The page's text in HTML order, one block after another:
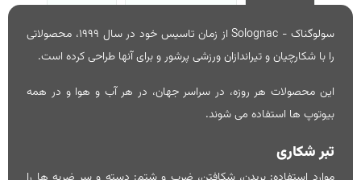
سولوگناک - Solognac از زمان تاسیس خود در سال 1999، محصولاتی
را با شکارچیان و تیراندازان ورزشی پرشور و برای آنها طراحی کرده است.
این محصولات هر روزه، در سراسر جهان، در هر آب و هوا و در همه
بیوتوپ ها استفاده می شوند.
تبر شکاری